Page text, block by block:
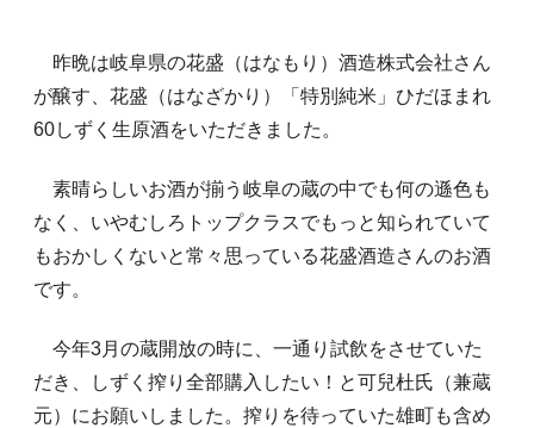
昨晩は岐阜県の花盛（はなもり）酒造株式会社さん
が醸す、花盛（はなざかり）「特別純米」ひだほまれ
60しずく生原酒をいただきました。
素晴らしいお酒が揃う岐阜の蔵の中でも何の遜色も
なく、いやむしろトップクラスでもっと知られていて
もおかしくないと常々思っている花盛酒造さんのお酒
です。
今年3月の蔵開放の時に、一通り試飲をさせていた
だき、しずく搾り全部購入したい！と可兒杜氏（兼蔵
元）にお願いしました。搾りを待っていた雄町も含め